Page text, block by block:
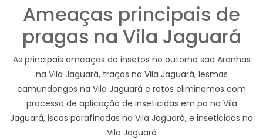
Ameaças principais de
pragas na Vila Jaguará
As principais ameaças de insetos no outorno são Aranhas
na Vila Jaguará, traças na Vila Jaguará, lesmas
camundongos na Vila Jaguará e ratos eliminamos com
processo de aplicação de inseticidas em po na Vila
Jaguará, iscas parafinadas na Vila Jaguará, e inseticidas na
Vila Jaguará